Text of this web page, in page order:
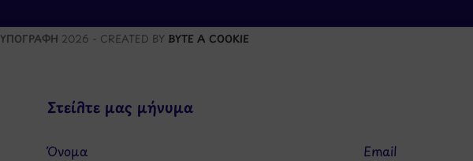
ΥΠΟΓΡΑΦΗ 2026 - CREATED BY BYTE A COOKIE
Στείλτε μας μήνυμα
Όνομα Email